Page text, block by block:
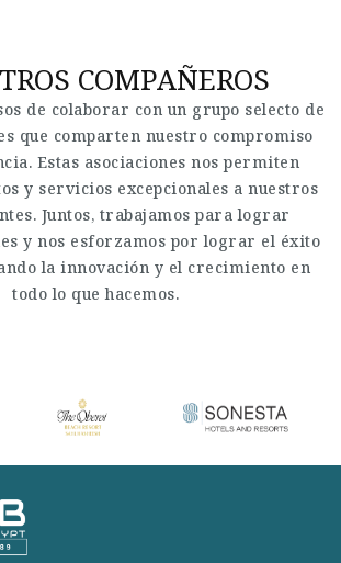
COMPAÑEROS
de colaborar con un grupo selecto de
que comparten nuestro compromiso
Estas asociaciones nos permiten
y servicios excepcionales a nuestros
Juntos, trabajamos para lograr
y nos esforzamos por lograr el éxito
la innovación y el crecimiento en
todo lo que hacemos.